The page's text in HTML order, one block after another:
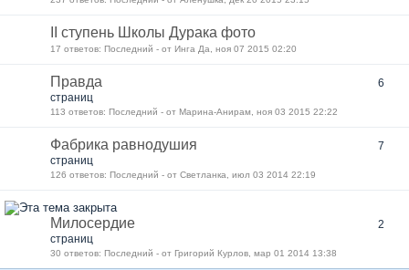
II ступень Школы Дурака фото
17 ответов: Последний - от Инга Да, ноя 07 2015 02:20
Правда
6
страниц
113 ответов: Последний - от Марина-Анирам, ноя 03 2015 22:22
Фабрика равнодушия
7
страниц
126 ответов: Последний - от Светланка, июл 03 2014 22:19
Милосердие
2
страниц
30 ответов: Последний - от Григорий Курлов, мар 01 2014 13:38